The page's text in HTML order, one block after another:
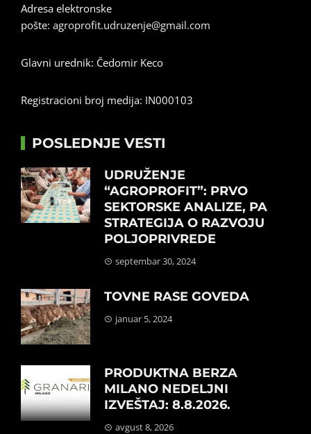
Adresa elektronske
pošte: agroprofit.udruzenje@gmail.com
Glavni urednik: Čedomir Keco
Registracioni broj medija: IN000103
POSLEDNJE VESTI
UDRUŽENJE
“AGROPROFIT”: PRVO
SEKTORSKE ANALIZE, PA
STRATEGIJA O RAZVOJU
POLJOPRIVREDE
septembar 30, 2024
TOVNE RASE GOVEDA
januar 5, 2024
PRODUKTNA BERZA
MILANO NEDELJNI
IZVEŠTAJ: 8.8.2026.
avgust 8, 2026